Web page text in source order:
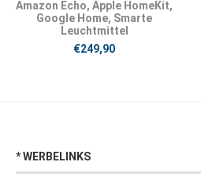
Amazon Echo, Apple HomeKit,
Google Home, Smarte
Leuchtmittel
€249,90
* WERBELINKS